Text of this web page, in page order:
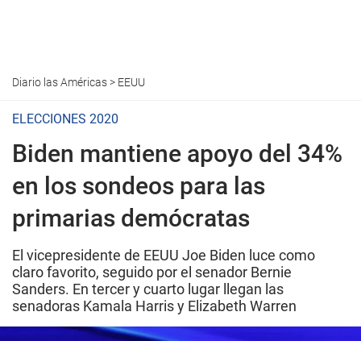
Diario las Américas> EEUU
ELECCIONES 2020
Biden mantiene apoyo del 34%
en los sondeos para las
primarias demócratas
El vicepresidente de EEUU Joe Biden luce como
claro favorito, seguido por el senador Bernie
Sanders. En tercer y cuarto lugar llegan las
senadoras Kamala Harris y Elizabeth Warren